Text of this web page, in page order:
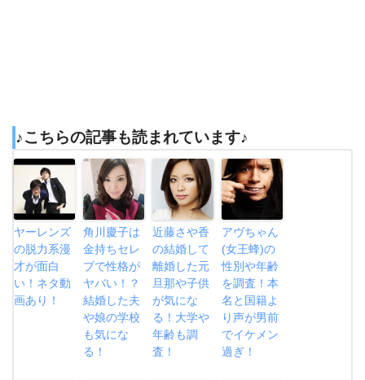
♪こちらの記事も読まれています♪
ヤーレンズ
の脱力系漫
才が面白
い！ネタ動
画あり！
角川慶子は
金持ちセレ
ブで性格が
ヤバい！？
結婚した夫
や娘の学校
も気にな
る！
近藤さや香
の結婚して
離婚した元
旦那や子供
が気にな
る！大学や
年齢も調
査！
アヴちゃん
(女王蜂)の
性別や年齢
を調査！本
名と国籍よ
り声が男前
でイケメン
過ぎ！